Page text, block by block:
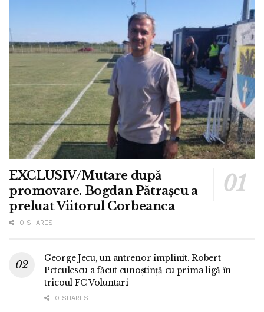
EXCLUSIV/Mutare după
promovare. Bogdan Pătrașcu a
preluat Viitorul Corbeanca
0 SHARES
George Jecu, un antrenor împlinit. Robert
Petculescu a făcut cunoștință cu prima ligă în
tricoul FC Voluntari
0 SHARES